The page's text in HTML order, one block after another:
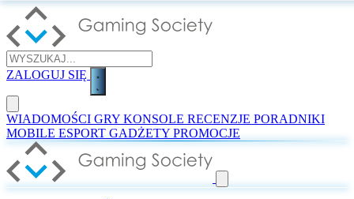
ZALOGUJ SIĘ
WIADOMOŚCI GRY KONSOLE RECENZJE PORADNIKI
MOBILE ESPORT GADŻETY PROMOCJE